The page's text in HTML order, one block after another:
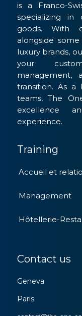
is a Franco-
specializing in
goods. With
alongside
luxury brands,
your
management,
transition. As
teams, The
excellence
experience.
Training
Accueil et
Management
Hôtellerie-
Contact us
Geneva
Paris